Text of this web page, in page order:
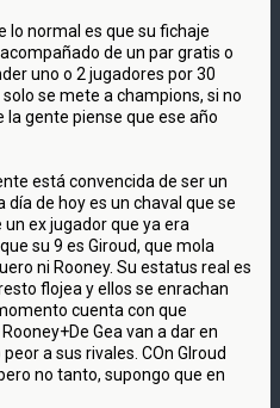
lo normal es que su fichaje
de un par gratis o
uno o 2 jugadores por 30
se mete a champions, si no
gente piense que ese año
está convencida de ser un
día de hoy es un chaval que se
ex jugador que ya era
su 9 es Giroud, que mola
ni Rooney. Su estatus real es
flojea y ellos se enrachan
cuenta con que
Gea van a dar en
a sus rivales. COn GIroud
no tanto, supongo que en